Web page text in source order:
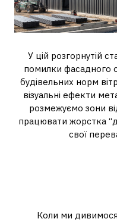
У цій розгорнутій
помилки фасадного
будівельних норм
візуальні ефекти
розмежуємо зони
працювати жорстка
свої
Коли ми дивимося